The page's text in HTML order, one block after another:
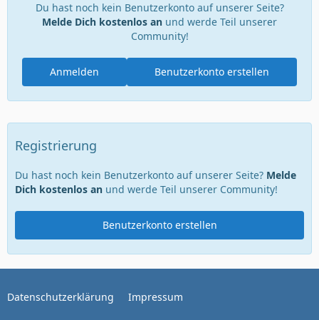
Du hast noch kein Benutzerkonto auf unserer Seite?
Melde Dich kostenlos an und werde Teil unserer
Community!
Benutzerkonto erstellen
Anmelden
Registrierung
Du hast noch kein Benutzerkonto auf unserer Seite? Melde
Dich kostenlos an und werde Teil unserer Community!
Benutzerkonto erstellen
Datenschutzerklärung Impressum